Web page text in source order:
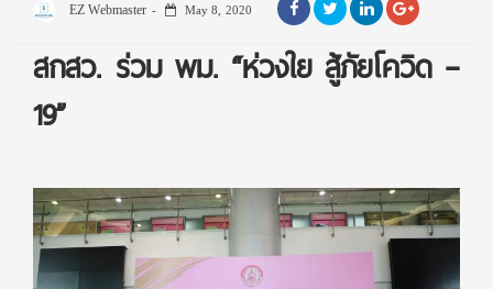
EZ Webmaster May 8, 2020
สกสว. ร่วม พม. “ห่วงใย สู้ภัยโควิด –
19”